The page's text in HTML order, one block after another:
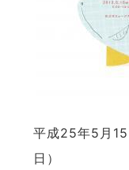
平成25年5月
日）